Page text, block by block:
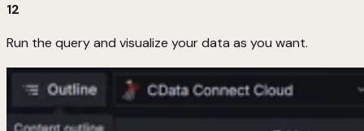
12
Run the query and visualize your data as you want.